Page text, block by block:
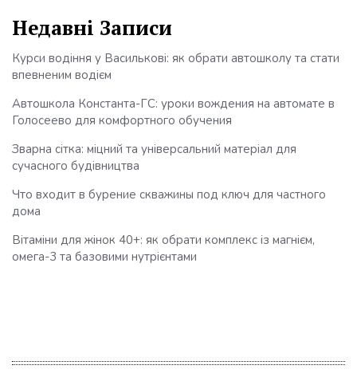
Недавні Записи
Курси водіння у Василькові: як обрати автошколу та стати
впевненим водієм
Автошкола Константа-ГС: уроки вождения на автомате в
Голосеево для комфортного обучения
Зварна сітка: міцний та універсальний матеріал для
сучасного будівництва
Что входит в бурение скважины под ключ для частного
дома
Вітаміни для жінок 40+: як обрати комплекс із магнієм,
омега-3 та базовими нутрієнтами